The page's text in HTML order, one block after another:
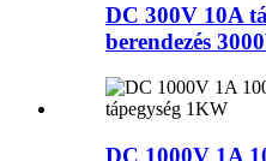
DC 300V 10A
berendezés
DC 1000V 1A